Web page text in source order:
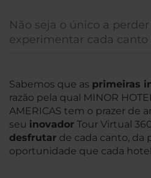
Não seja o único a
experimentar cada canto
Sabemos que as primeiras
razão pela qual MINOR
AMERICAS tem o prazer de
seu inovador Tour Virtual
desfrutar de cada canto, da
oportunidade que cada